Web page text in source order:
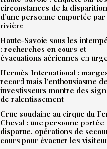
circonstances de la disparition
d’une personne emportée par
rivière
Haute-Savoie sous les
: recherches en cours et
évacuations aériennes en
Hermès International :
record mais l’enthousiasme
investisseurs montre des
de ralentissement
Crue soudaine au cirque du
Cheval : une personne portée
disparue, opérations de
cours pour évacuer les